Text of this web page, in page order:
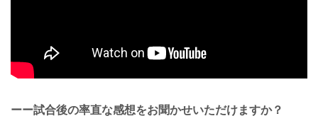
ーー試合後の率直な感想をお聞かせいただけますか？